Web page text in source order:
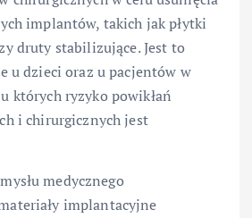
implantów, takich jak płytki
druty stabilizujące. Jest to
u dzieci oraz u pacjentów w
których ryzyko powikłań
i chirurgicznych jest
medycznego
implantacyjne